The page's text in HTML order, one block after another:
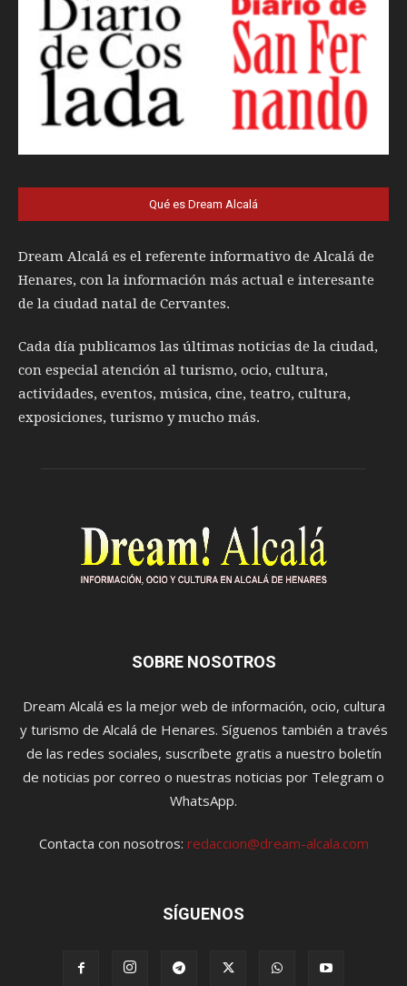
Qué es Dream Alcalá
Dream Alcalá es el referente informativo de Alcalá de
Henares, con la información más actual e interesante
de la ciudad natal de Cervantes.
Cada día publicamos las últimas noticias de la ciudad,
con especial atención al turismo, ocio, cultura,
actividades, eventos, música, cine, teatro, cultura,
exposiciones, turismo y mucho más.
SOBRE NOSOTROS
Dream Alcalá es la mejor web de información, ocio, cultura
y turismo de Alcalá de Henares. Síguenos también a través
de las redes sociales, suscríbete gratis a nuestro boletín
de noticias por correo o nuestras noticias por Telegram o
WhatsApp.
Contacta con nosotros: redaccion@dream-alcala.com
SÍGUENOS